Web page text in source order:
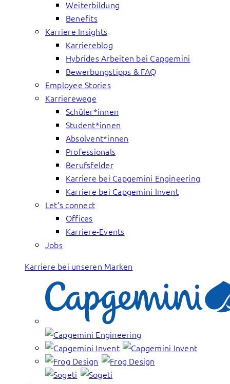
Weiterbildung
Benefits
Karriere Insights
Karriereblog
Hybrides Arbeiten bei Capgemini
Bewerbungstipps & FAQ
Employee Stories
Karrierewege
Schüler*innen
Student*innen
Absolvent*innen
Professionals
Berufsfelder
Karriere bei Capgemini Engineering
Karriere bei Capgemini Invent
Let’s connect
Offices
Karriere-Events
Jobs
Karriere bei unseren Marken